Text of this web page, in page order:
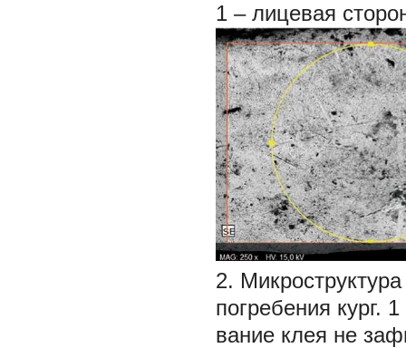
1 – лицевая
2.
погребения кург.
вание клея не